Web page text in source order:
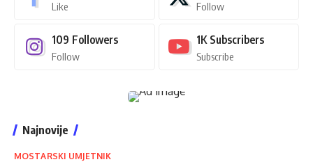
Like Follow
109 Followers
Follow
1K Subscribers
Subscribe
Najnovije
MOSTARSKI UMJETNIK